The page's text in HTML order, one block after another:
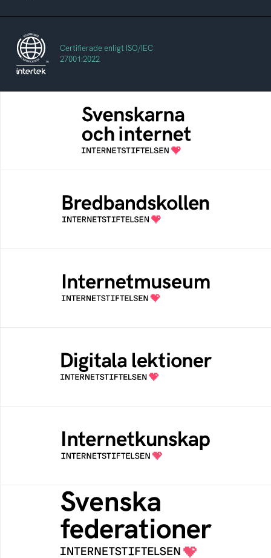
Certifierade enligt ISO/IEC
27001:2022
Svenskarna och internet
En årlig studie av svenska folkets
internetvanor
Bredbandskollen är ett oberoende
konsumentverktyg som drivs av
Internetstiftelsen
Ett digitalt museum som byggts, och kureras
av Internetstiftelsen
Öppen digital lärresurs med färdiga lektioner
för alla stadier i grundskolan
Samlad kunskap som hjälper dig att bli en
säker och medveten internetanvändare
Svenska federationer
Grunden för medlemskap i en sektors- eller
kontextspecifik federation